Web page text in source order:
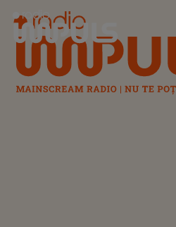
Radio Impuls